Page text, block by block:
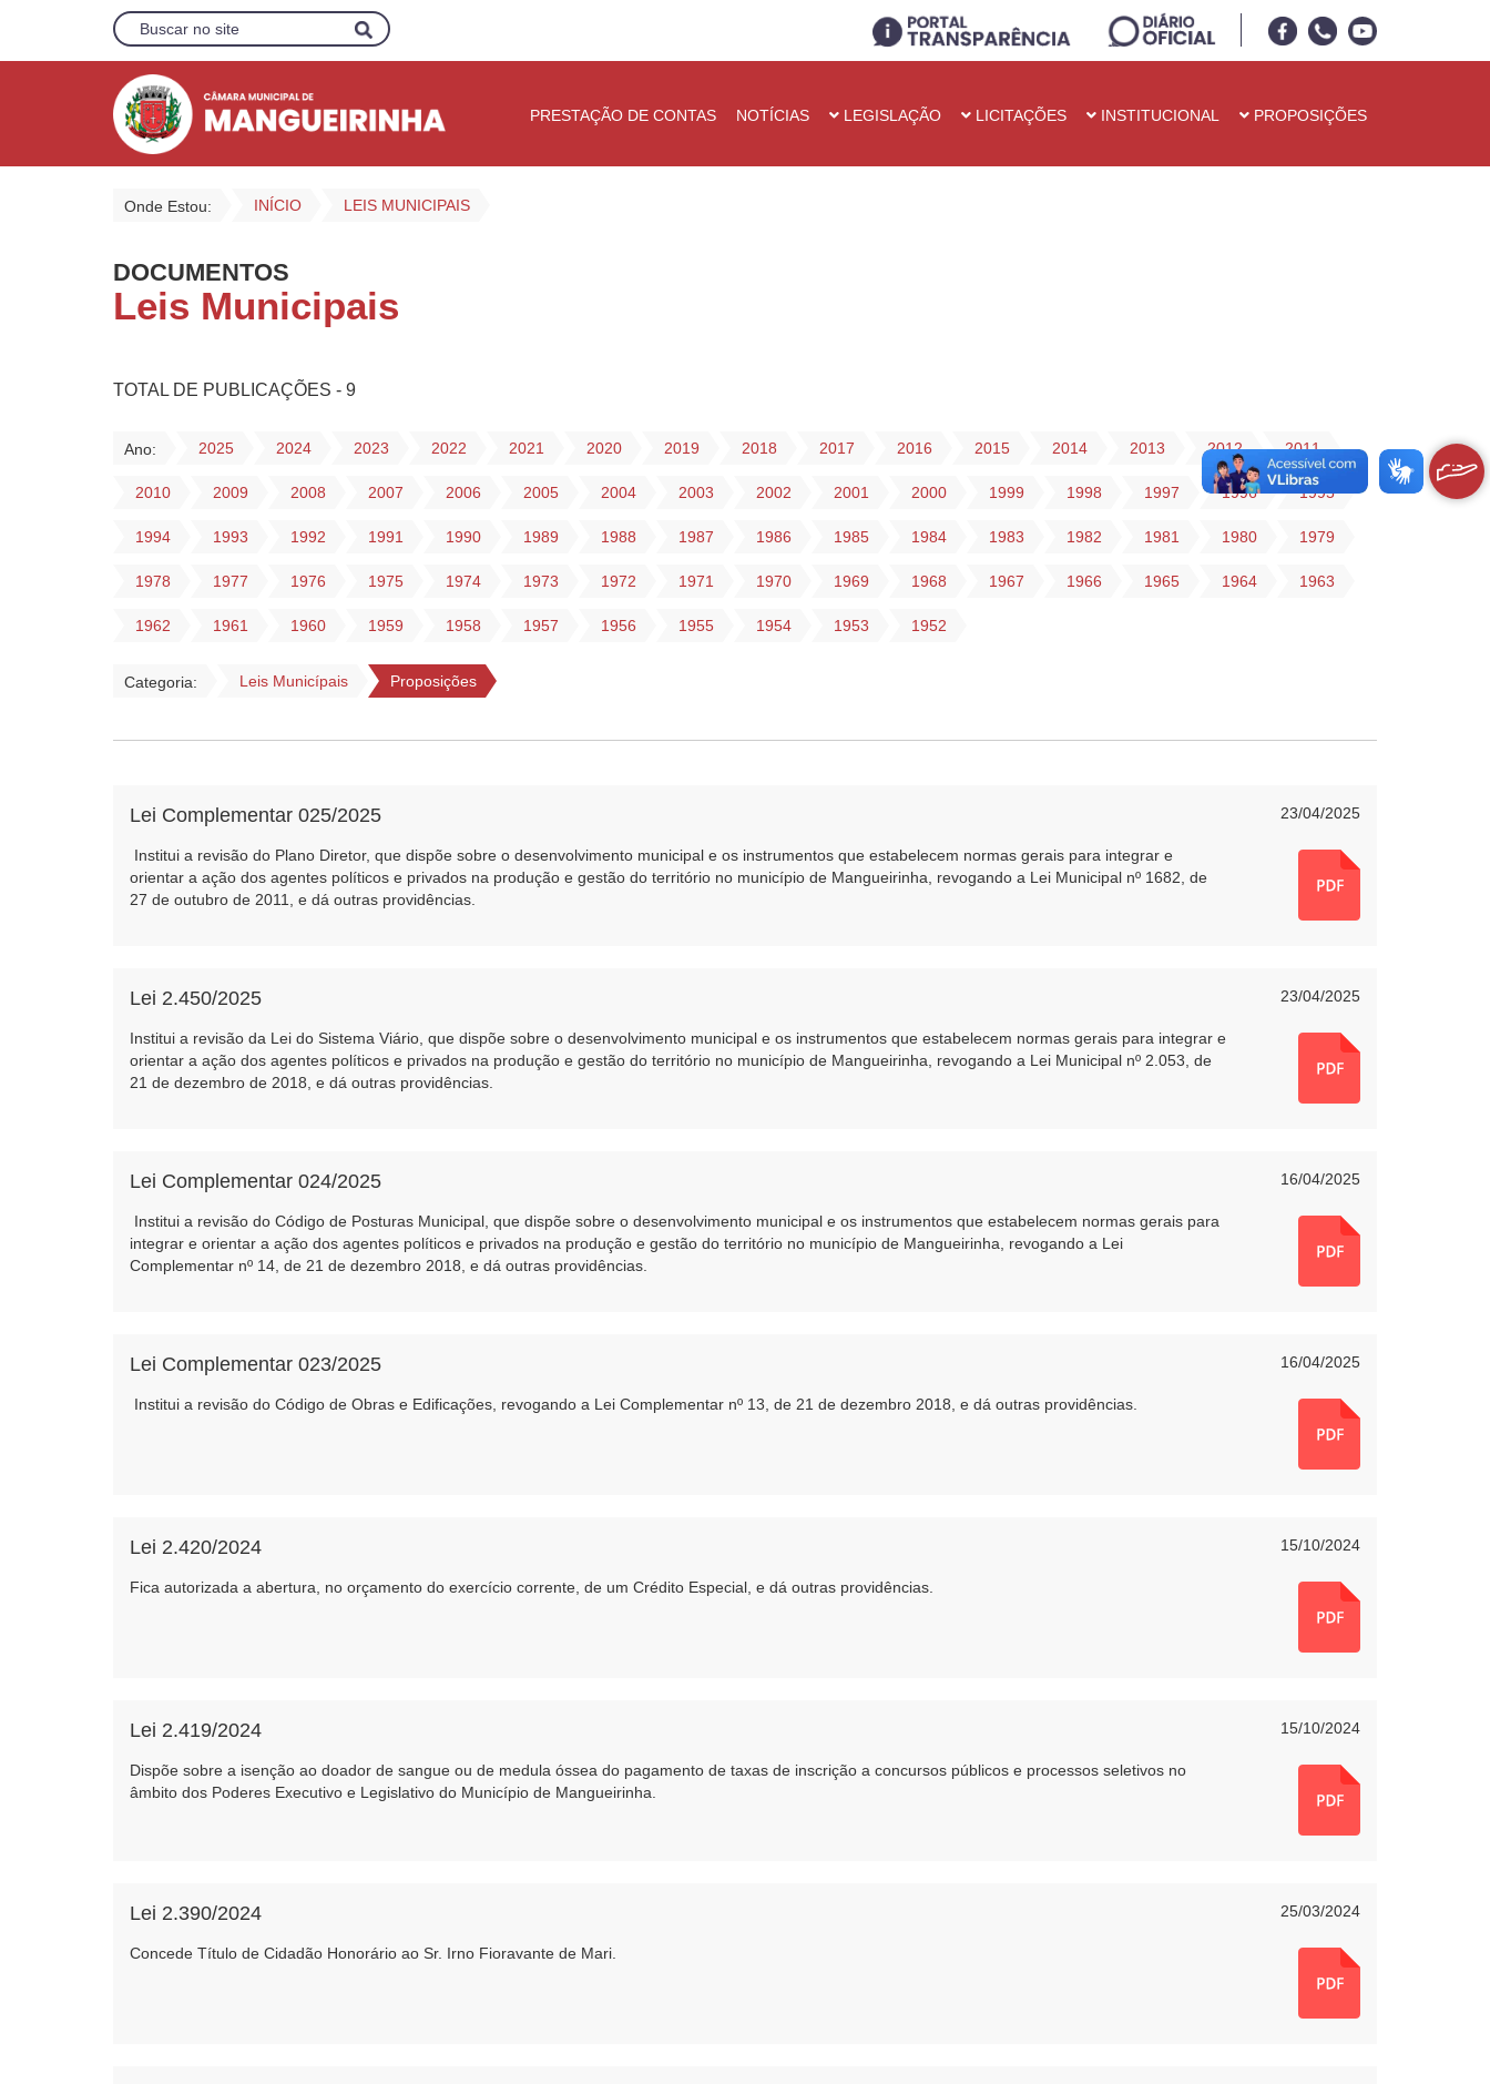
PRESTAÇÃO DE CONTAS NOTÍCIAS LEGISLAÇÃO LICITAÇÕES INSTITUCIONAL PROPOSIÇÕES
Onde Estou: INÍCIO LEIS MUNICIPAIS
DOCUMENTOS
Leis Municipais
TOTAL DE PUBLICAÇÕES - 9
Ano: 2025 2024 2023 2022 2021 2020 2019 2018 2017 2016 2015 2014 2013 2012 2011
2010 2009 2008 2007 2006 2005 2004 2003 2002 2001 2000 1999 1998 1997 1996 1995
1994 1993 1992 1991 1990 1989 1988 1987 1986 1985 1984 1983 1982 1981 1980 1979
1978 1977 1976 1975 1974 1973 1972 1971 1970 1969 1968 1967 1966 1965 1964 1963
1962 1961 1960 1959 1958 1957 1956 1955 1954 1953 1952
Categoria: Leis Municípais Proposições
23/04/2025
Lei Complementar 025/2025
Institui a revisão do Plano Diretor, que dispõe sobre o desenvolvimento municipal e os instrumentos que estabelecem normas gerais para integrar e
orientar a ação dos agentes políticos e privados na produção e gestão do território no município de Mangueirinha, revogando a Lei Municipal nº 1682, de
27 de outubro de 2011, e dá outras providências.
23/04/2025
Lei 2.450/2025
Institui a revisão da Lei do Sistema Viário, que dispõe sobre o desenvolvimento municipal e os instrumentos que estabelecem normas gerais para integrar e
orientar a ação dos agentes políticos e privados na produção e gestão do território no município de Mangueirinha, revogando a Lei Municipal nº 2.053, de
21 de dezembro de 2018, e dá outras providências.
16/04/2025
Lei Complementar 024/2025
Institui a revisão do Código de Posturas Municipal, que dispõe sobre o desenvolvimento municipal e os instrumentos que estabelecem normas gerais para
integrar e orientar a ação dos agentes políticos e privados na produção e gestão do território no município de Mangueirinha, revogando a Lei
Complementar nº 14, de 21 de dezembro 2018, e dá outras providências.
16/04/2025
Lei Complementar 023/2025
Institui a revisão do Código de Obras e Edificações, revogando a Lei Complementar nº 13, de 21 de dezembro 2018, e dá outras providências.
15/10/2024
Lei 2.420/2024
Fica autorizada a abertura, no orçamento do exercício corrente, de um Crédito Especial, e dá outras providências.
15/10/2024
Lei 2.419/2024
Dispõe sobre a isenção ao doador de sangue ou de medula óssea do pagamento de taxas de inscrição a concursos públicos e processos seletivos no
âmbito dos Poderes Executivo e Legislativo do Município de Mangueirinha.
25/03/2024
Lei 2.390/2024
Concede Título de Cidadão Honorário ao Sr. Irno Fioravante de Mari.